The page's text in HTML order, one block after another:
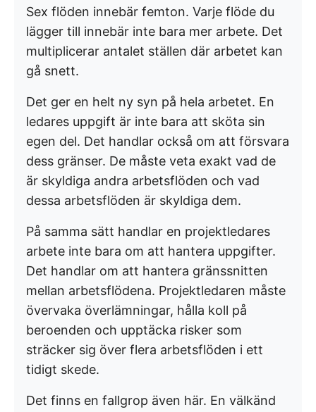
Sex flöden innebär femton. Varje flöde du
lägger till innebär inte bara mer arbete. Det
multiplicerar antalet ställen där arbetet kan
gå snett.
Det ger en helt ny syn på hela arbetet. En
ledares uppgift är inte bara att sköta sin
egen del. Det handlar också om att försvara
dess gränser. De måste veta exakt vad de
är skyldiga andra arbetsflöden och vad
dessa arbetsflöden är skyldiga dem.
På samma sätt handlar en projektledares
arbete inte bara om att hantera uppgifter.
Det handlar om att hantera gränssnitten
mellan arbetsflödena. Projektledaren måste
övervaka överlämningar, hålla koll på
beroenden och upptäcka risker som
sträcker sig över flera arbetsflöden i ett
tidigt skede.
Det finns en fallgrop även här. En välkänd